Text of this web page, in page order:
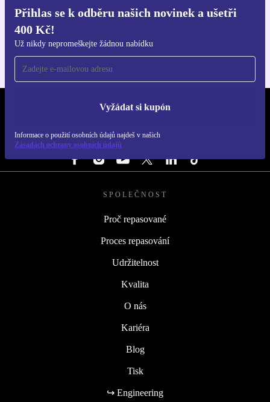
Přihlas se k odběru našich novinek a ušetři
400 Kč!
Už nikdy nepromeškejte žádnou nabídku
Vyžádat si kupón
Informace o použití osobních údajů najdeš v našich
Zásadách ochrany osobních údajů
Stáhni si aplikaci refurbed
REFURBED ČESKO - RETHINK NEW.
SLEDUJ NÁS
SPOLEČNOST
Proč repasované
Proces repasování
Udržitelnost
Kvalita
O nás
Kariéra
Blog
Tisk
↪ Engineering